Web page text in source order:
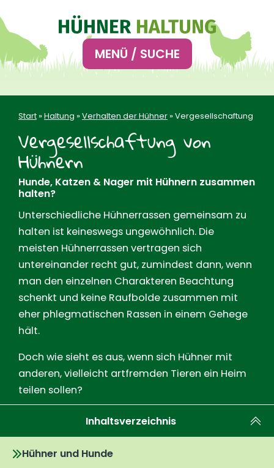
Hauptnavigation
MENÜ / SUCHE
Start »Haltung »Verhalten der Hühner »Vergesellschaftung
Vergesellschaftung von
Hühnern
Hunde, Katzen & Nager mit Hühnern zusammen
halten?
Unterschiedliche Hühnerrassen gemeinsam zu
halten ist keineswegs ungewöhnlich. Die
meisten Hühnerrassen vertragen sich
untereinander recht gut, zumindest dann, wenn
man den einzelnen Charakteren Beachtung
schenkt und keine Raufbolde zusammen mit
eher phlegmatischen Rassen in einem Gehege
hält.
Doch wie sieht es aus, wenn sich Hühner mit
anderen, vielleicht artfremden Tieren ein Heim
teilen sollen?
Inhaltsverzeichnis
Hühner und Hunde